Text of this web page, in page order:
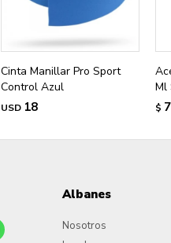
Cinta Manillar Pro Sport
Control Azul
USD 18
Ml
$
Albanes
Nosotros